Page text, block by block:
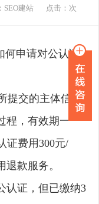
SEO建站 点击： 次
何申请对公认证
提交的主体信
程，有效期一
证费用300元/
款服务。
认证，但已缴纳3